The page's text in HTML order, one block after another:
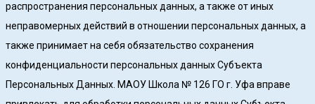
распространения персональных данных, а также от иных
неправомерных действий в отношении персональных данных, а
также принимает на себя обязательство сохранения
конфиденциальности персональных данных Субъекта
Персональных Данных. МАОУ Школа № 126 ГО г. Уфа вправе